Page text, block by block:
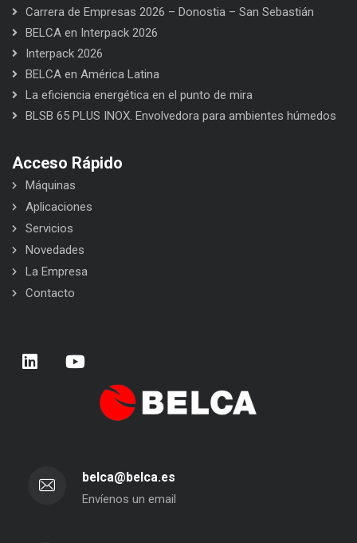
Carrera de Empresas 2026 – Donostia – San Sebastián
BELCA en Interpack 2026
Interpack 2026
BELCA en América Latina
La eficiencia energética en el punto de mira
BLSB 65 PLUS INOX. Envolvedora para ambientes húmedos
Acceso Rápido
Máquinas
Aplicaciones
Servicios
Novedades
La Empresa
Contacto
belca@belca.es
Envíenos un email